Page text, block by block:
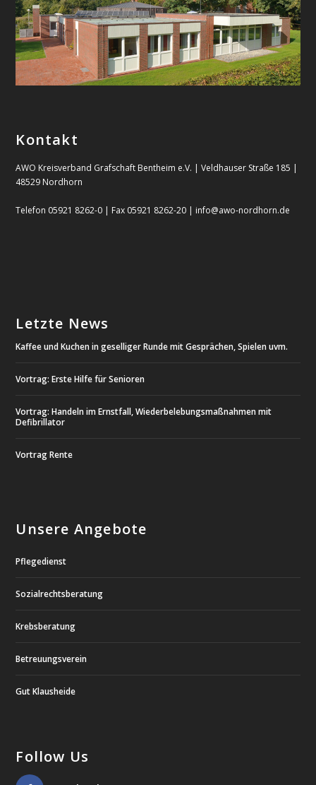
Kontakt
AWO Kreisverband Grafschaft Bentheim e.V. | Veldhauser Straße 185 |
48529 Nordhorn
Telefon 05921 8262-0 | Fax 05921 8262-20 | info@awo-nordhorn.de
Letzte News
Kaffee und Kuchen in geselliger Runde mit Gesprächen, Spielen uvm.
Vortrag: Erste Hilfe für Senioren
Vortrag: Handeln im Ernstfall, Wiederbelebungsmaßnahmen mit
Defibrillator
Vortrag Rente
Unsere Angebote
Pflegedienst
Sozialrechtsberatung
Krebsberatung
Betreuungsverein
Gut Klausheide
Follow Us